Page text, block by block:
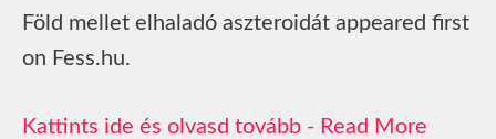
Föld mellet elhaladó aszteroidát appeared first
on Fess.hu.
Read More